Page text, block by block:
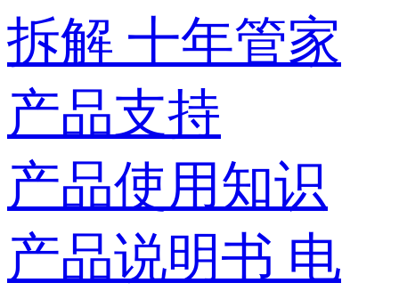
拆解 十年管家
产品支持
产品使用知识
产品说明书 电